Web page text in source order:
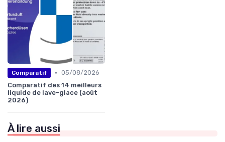
Comparatif • 05/08/2026
Comparatif des 14 meilleurs
liquide de lave-glace (août
2026)
À lire aussi